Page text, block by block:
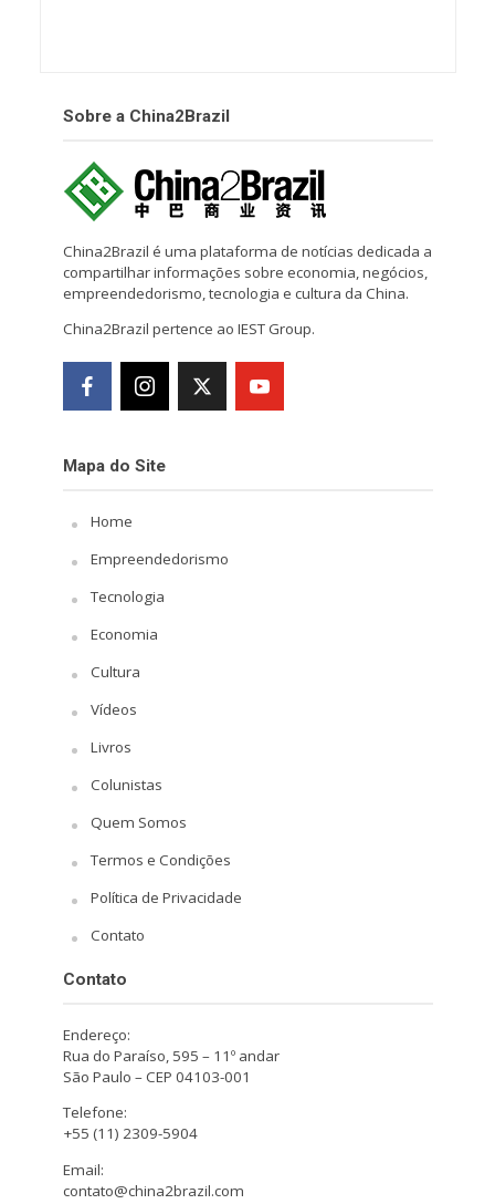
Sobre a China2Brazil
China2Brazil é uma plataforma de notícias dedicada a
compartilhar informações sobre economia, negócios,
empreendedorismo, tecnologia e cultura da China.
China2Brazil pertence ao IEST Group.
Mapa do Site
Home
Empreendedorismo
Tecnologia
Economia
Cultura
Vídeos
Livros
Colunistas
Quem Somos
Termos e Condições
Política de Privacidade
Contato
Contato
Endereço:
Rua do Paraíso, 595 – 11º andar
São Paulo – CEP 04103-001
Telefone:
+55 (11) 2309-5904
Email:
contato@china2brazil.com